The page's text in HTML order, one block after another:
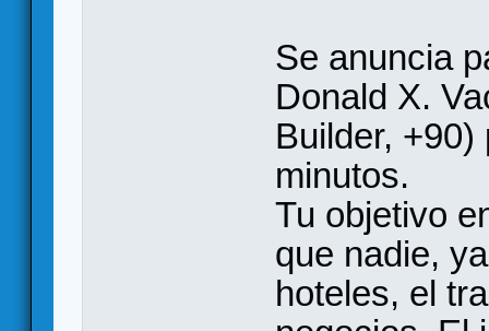
Se anuncia
Donald X.
Builder,
minutos.
Tu objetivo
que nadie,
hoteles, el